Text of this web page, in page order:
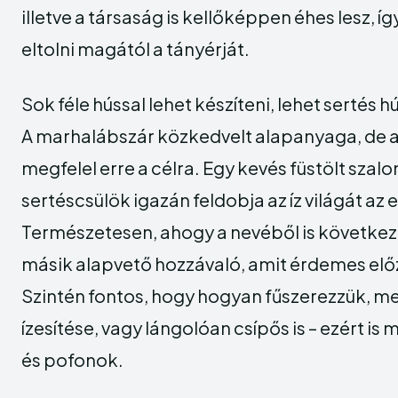
illetve a társaság is kellőképpen éhes lesz,
eltolni magától a tányérját.
Sok féle hússal lehet készíteni, lehet sertés
A marhalábszár közkedvelt alapanyaga, de
megfelel erre a célra. Egy kevés füstölt
sertéscsülök igazán feldobja az íz világát az
Természetesen, ahogy a nevéből is
másik alapvető hozzávaló, amit érdemes
Szintén fontos, hogy hogyan fűszerezzük,
ízesítése, vagy lángolóan csípős is – ezért is
és pofonok.